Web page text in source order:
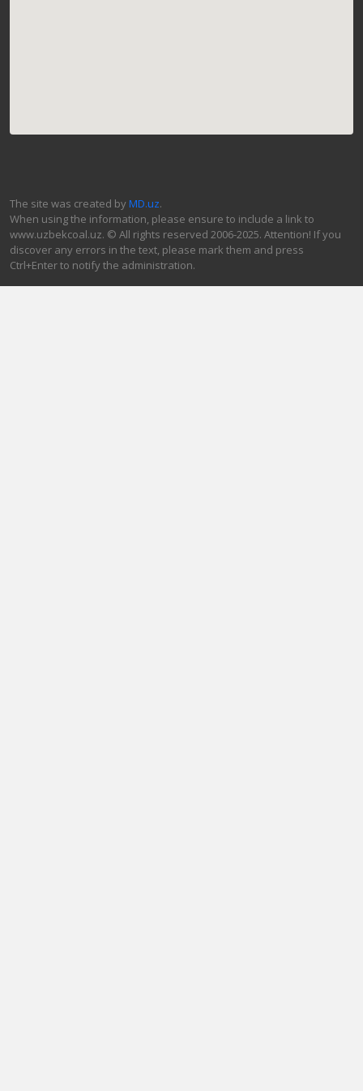
The site was created byMD.uz.
When using the information, please ensure to include a link to
www.uzbekcoal.uz. © All rights reserved 2006-2025. Attention! If you
discover any errors in the text, please mark them and press
Ctrl+Enter to notify the administration.